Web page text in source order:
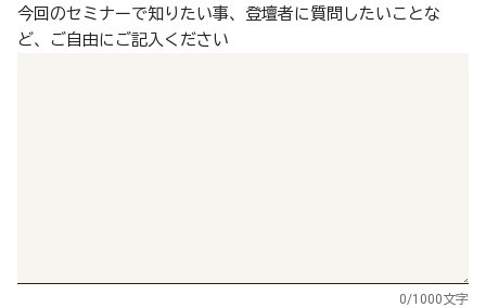
今回のセミナーで知りたい事、登壇者に質問したいことな
ど、ご自由にご記入ください
0/1000文字